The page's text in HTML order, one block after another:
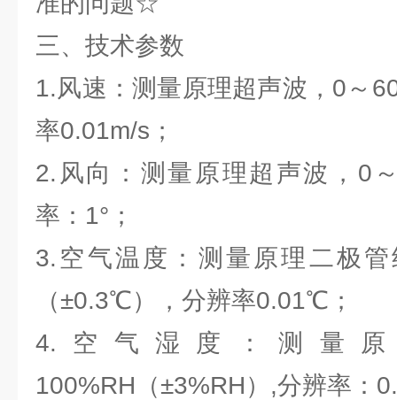
三、技术参数
1.风速：测量原理超声波，0～
率0.01m/s；
2.风向：测量原理超声波，0
率：1°；
3.空气温度：测量原理二极
（±0.3℃），分辨率0.01℃；
4.空气湿度：测量
100%RH（±3%RH）,分辨率：